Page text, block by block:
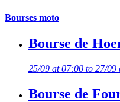
Bourses moto
Bourse de
25/09 at 07:00 to 27/09
Bourse de